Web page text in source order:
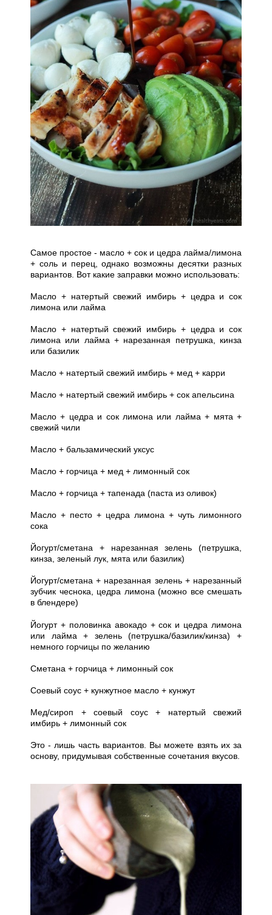
Самое простое - масло + сок и цедра лайма/лимона
+ соль и перец, однако возможны десятки разных
вариантов. Вот какие заправки можно использовать:
Масло + натертый свежий имбирь + цедра и сок
лимона или лайма
Масло + натертый свежий имбирь + цедра и сок
лимона или лайма + нарезанная петрушка, кинза
или базилик
Масло + натертый свежий имбирь + мед + карри
Масло + натертый свежий имбирь + сок апельсина
Масло + цедра и сок лимона или лайма + мята +
свежий чили
Масло + бальзамический уксус
Масло + горчица + мед + лимонный сок
Масло + горчица + тапенада (паста из оливок)
Масло + песто + цедра лимона + чуть лимонного
сока
Йогурт/сметана + нарезанная зелень (петрушка,
кинза, зеленый лук, мята или базилик)
Йогурт/сметана + нарезанная зелень + нарезанный
зубчик чеснока, цедра лимона (можно все смешать
в блендере)
Йогурт + половинка авокадо + сок и цедра лимона
или лайма + зелень (петрушка/базилик/кинза) +
немного горчицы по желанию
Сметана + горчица + лимонный сок
Соевый соус + кунжутное масло + кунжут
Мед/сироп + соевый соус + натертый свежий
имбирь + лимонный сок
Это - лишь часть вариантов. Вы можете взять их за
основу, придумывая собственные сочетания вкусов.